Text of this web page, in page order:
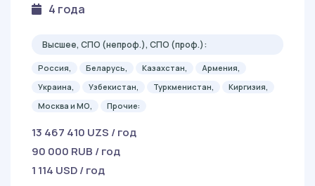
4 года
Высшее, СПО (непроф.), СПО (проф.):
Россия, Беларусь, Казахстан,
Армения,
Украина,
Узбекистан, Туркменистан,
Киргизия,
Москва и МО,
Прочие:
13 467 410 UZS / год
90 000 RUB / год
1 114 USD / год